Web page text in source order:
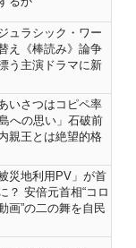
ュラシック・ワー
え《棒読み》論争
う主演ドラマに新
いさつはコピペ率
への思い」石破前
親王とは絶望的格
災地利用PV」が首
？ 安倍元首相“コロ
画”の二の舞を自民